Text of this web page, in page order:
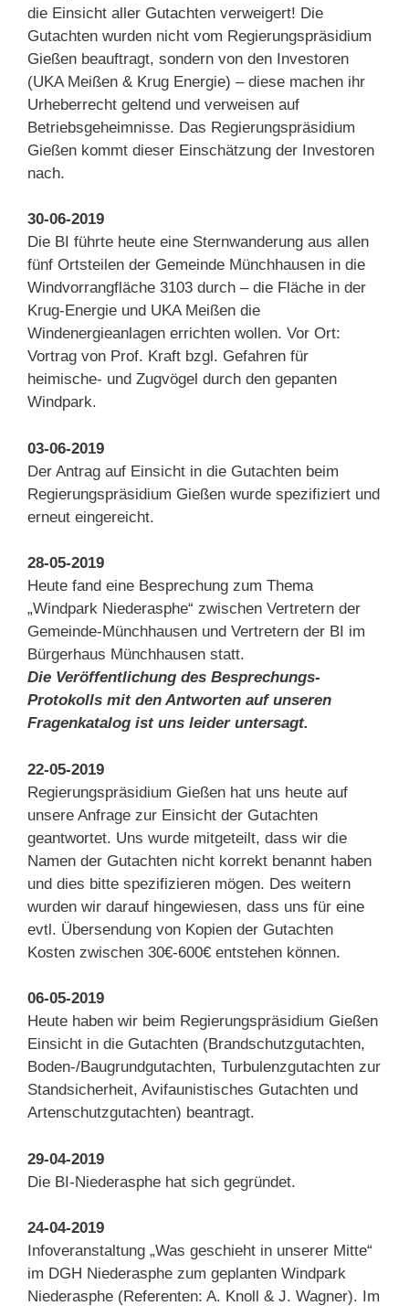
die Einsicht aller Gutachten verweigert! Die
Gutachten wurden nicht vom Regierungspräsidium
Gießen beauftragt, sondern von den Investoren
(UKA Meißen & Krug Energie) – diese machen ihr
Urheberrecht geltend und verweisen auf
Betriebsgeheimnisse. Das Regierungspräsidium
Gießen kommt dieser Einschätzung der Investoren
nach.
30-06-2019
Die BI führte heute eine Sternwanderung aus allen
fünf Ortsteilen der Gemeinde Münchhausen in die
Windvorrangfläche 3103 durch – die Fläche in der
Krug-Energie und UKA Meißen die
Windenergieanlagen errichten wollen. Vor Ort:
Vortrag von Prof. Kraft bzgl. Gefahren für
heimische- und Zugvögel durch den gepanten
Windpark.
03-06-2019
Der Antrag auf Einsicht in die Gutachten beim
Regierungspräsidium Gießen wurde spezifiziert und
erneut eingereicht.
28-05-2019
Heute fand eine Besprechung zum Thema
„Windpark Niederasphe“ zwischen Vertretern der
Gemeinde-Münchhausen und Vertretern der BI im
Bürgerhaus Münchhausen statt.
Die Veröffentlichung des Besprechungs-
Protokolls mit den Antworten auf unseren
Fragenkatalog ist uns leider untersagt.
22-05-2019
Regierungspräsidium Gießen hat uns heute auf
unsere Anfrage zur Einsicht der Gutachten
geantwortet. Uns wurde mitgeteilt, dass wir die
Namen der Gutachten nicht korrekt benannt haben
und dies bitte spezifizieren mögen. Des weitern
wurden wir darauf hingewiesen, dass uns für eine
evtl. Übersendung von Kopien der Gutachten
Kosten zwischen 30€-600€ entstehen können.
06-05-2019
Heute haben wir beim Regierungspräsidium Gießen
Einsicht in die Gutachten (Brandschutzgutachten,
Boden-/Baugrundgutachten, Turbulenzgutachten zur
Standsicherheit, Avifaunistisches Gutachten und
Artenschutzgutachten) beantragt.
29-04-2019
Die BI-Niederasphe hat sich gegründet.
24-04-2019
Infoveranstaltung „Was geschieht in unserer Mitte“
im DGH Niederasphe zum geplanten Windpark
Niederasphe (Referenten: A. Knoll & J. Wagner). Im